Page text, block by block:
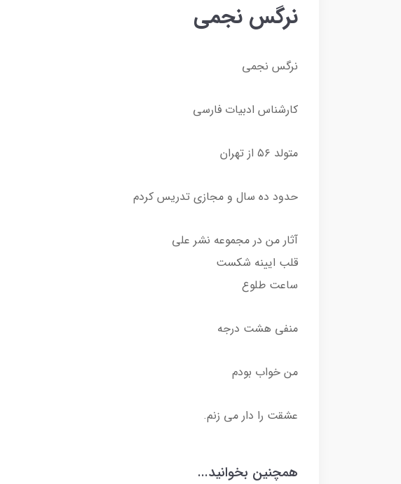
نرگس نجمی
نرگس نجمی
کارشناس ادبیات فارسی
متولد ۵۶ از تهران
حدود ده سال و مجازی تدریس کردم
آثار من در مجموعه نشر علی
قلب ایینه شکست
ساعت طلوع
منفی هشت درجه
من خواب بودم
عشقت را دار می زنم.
همچنین بخوانید...